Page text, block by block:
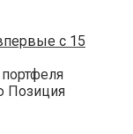
с 15
Позиция